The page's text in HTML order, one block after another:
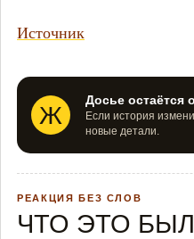
Источник
Ж
Досье остаётся
Если история
новые детали.
РЕАКЦИЯ БЕЗ СЛОВ
ЧТО ЭТО